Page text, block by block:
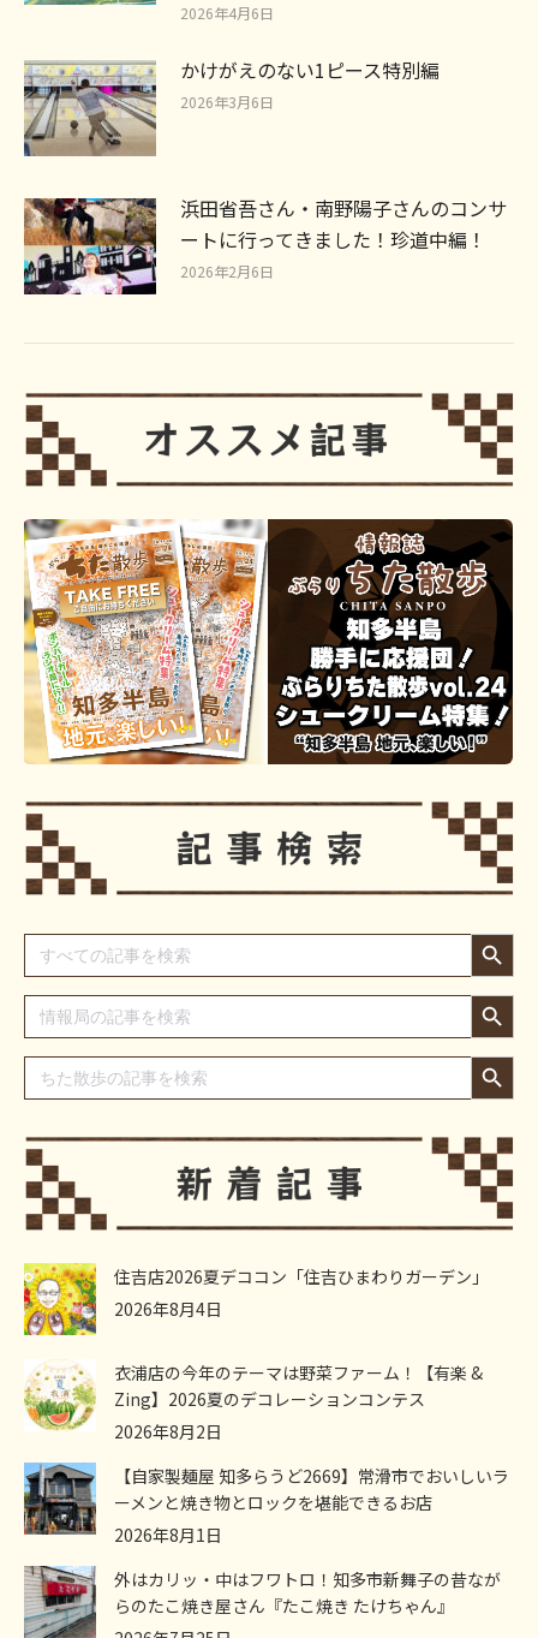
2026年4月6日
かけがえのない1ピース特別編
2026年3月6日
浜田省吾さん・南野陽子さんのコンサ
ートに行ってきました！珍道中編！
2026年2月6日
Search
for:
Search Button
Search
for:
Search Button
Search
for:
Search Button
住吉店2026夏デココン「住吉ひまわりガーデン」
2026年8月4日
衣浦店の今年のテーマは野菜ファーム！【有楽 &
Zing】2026夏のデコレーションコンテス
2026年8月2日
【自家製麺屋 知多らうど2669】常滑市でおいしいラ
ーメンと焼き物とロックを堪能できるお店
2026年8月1日
外はカリッ・中はフワトロ！知多市新舞子の昔なが
らのたこ焼き屋さん『たこ焼き たけちゃん』